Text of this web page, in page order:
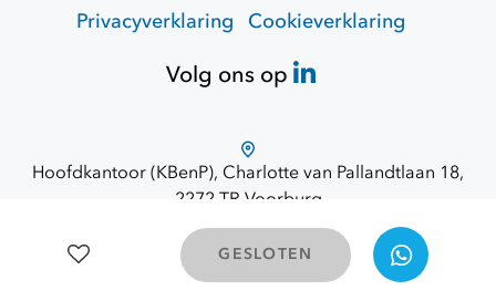
GESLOTEN
Privacyverklaring Cookieverklaring
Volg ons op
Hoofdkantoor (KBenP), Charlotte van Pallandtlaan 18,
2272 TR Voorburg
Route via Google Maps
© 2026 Opdracht Overheid